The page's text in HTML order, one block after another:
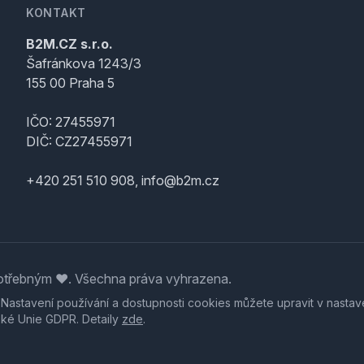
KONTAKT
B2M.CZ s.r.o.
Šafránkova 1243/3
155 00 Praha 5
IČO: 27455971
DIČ: CZ27455971
+420 251 510 908, info@b2m.cz
♥️. Všechna práva vyhrazena.
používání a dostupnosti cookies můžete upravit v
Unie GDPR. Detaily zde.